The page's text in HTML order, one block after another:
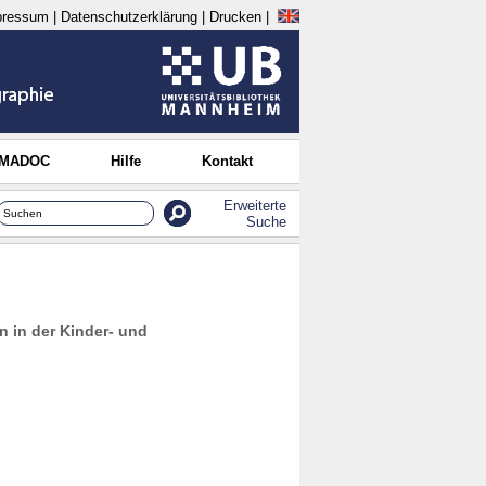
Datenschutzerklärung Drucken
Hilfe Kontakt
Erweiterte
Suche
in der Kinder- und